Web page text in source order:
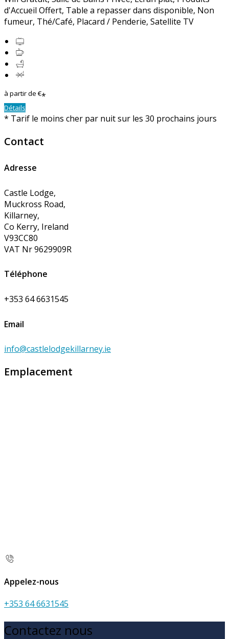
d'Accueil Offert, Table a repasser dans disponible, Non
fumeur, Thé/Café, Placard / Penderie, Satellite TV
à partir de €*
Détails
* Tarif le moins cher par nuit sur les 30 prochains jours
Contact
Adresse
Castle Lodge,
Muckross Road,
Killarney,
Co Kerry, Ireland
V93CC80
VAT Nr 9629909R
Téléphone
+353 64 6631545
Email
info@castlelodgekillarney.ie
Emplacement
Appelez-nous
+353 64 6631545
Contactez nous